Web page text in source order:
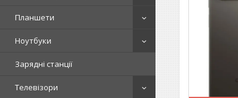
Планшети
Ноутбуки
Зарядні станції
Телевізори